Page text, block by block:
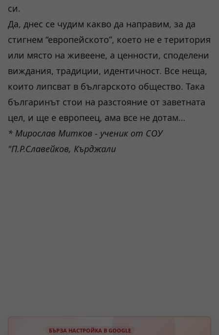
си.
Да, днес се чудим какво да направим, за да
стигнем “европейското”, което не е територия
или място на живеене, а ценности, споделени
виждания, традиции, идентичност. Все неща,
които липсват в българското общество. Така
българинът стои на разстояние от заветната
цел, и ще е европеец, ама все не дотам…
* Мирослав Митков - ученик от СОУ
"П.Р.Славейков, Кърджали
БЪРЗА НАСТРОЙКА В GOOGLE